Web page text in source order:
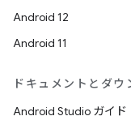
Android 12
Android 11
ドキュメントとダウ
Android Studio ガイド